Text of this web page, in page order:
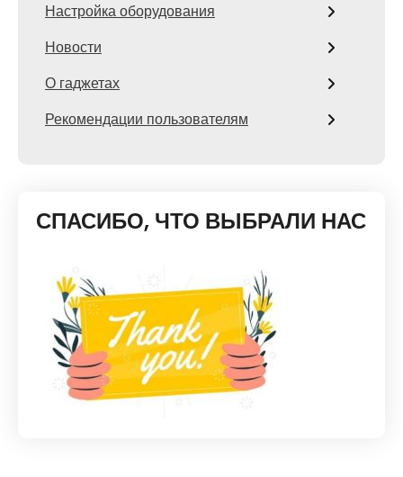
Настройка оборудования
Новости
О гаджетах
Рекомендации пользователям
СПАСИБО, ЧТО ВЫБРАЛИ НАС